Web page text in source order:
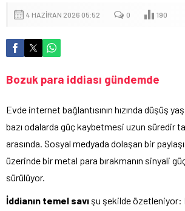
4 HAZIRAN 2026 05:52 0 190
Bozuk para iddiası gündemde
Evde internet bağlantısının hızında düşüş
bazı odalarda güç kaybetmesi uzun süredir
arasında. Sosyal medyada dolaşan bir
üzerinde bir metal para bırakmanın sinyali
sürülüyor.
İddianın temel savı şu şekilde özetleniyor: